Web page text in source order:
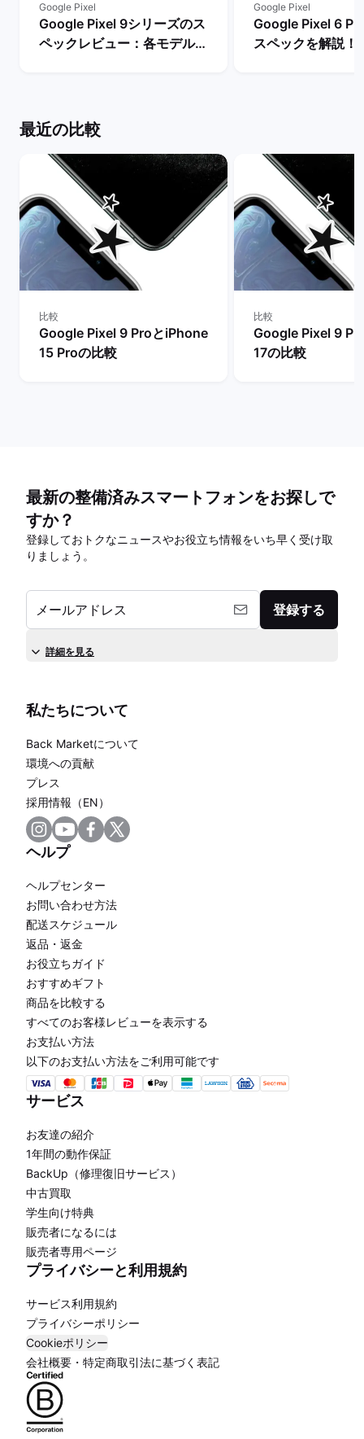
Google Pixel
Google Pixel 9シリーズのス
ペックレビュー：各モデルの
Google Pixel
Google Pixel 6
スペックを解説！
最近の比較
比較
Google Pixel 9 ProとiPhone
15 Proの比較
比較
Google Pixel 9
17の比較
最新の整備済みスマートフォンをお探しで
すか？
登録しておトクなニュースやお役立ち情報をいち早く受け取
りましょう。
メールアドレス 登録する
詳細を見る
私たちについて
Back Marketについて
環境への貢献
プレス
採用情報（EN）
ヘルプ
ヘルプセンター
お問い合わせ方法
配送スケジュール
返品・返金
お役立ちガイド
おすすめギフト
商品を比較する
すべてのお客様レビューを表示する
お支払い方法
以下のお支払い方法をご利用可能です
サービス
お友達の紹介
1年間の動作保証
BackUp（修理復旧サービス）
中古買取
学生向け特典
販売者になるには
販売者専用ページ
プライバシーと利用規約
サービス利用規約
プライバシーポリシー
Cookieポリシー
会社概要・特定商取引法に基づく表記